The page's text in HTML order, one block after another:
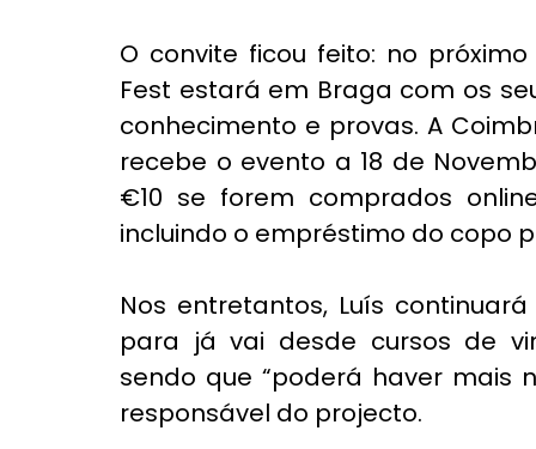
O convite ficou feito: no
Fest estará em Braga com os
conhecimento e provas. A
recebe o evento a 18 de
€10 se forem comprados
incluindo o empréstimo do copo
Nos entretantos, Luís
para já vai desde cursos de
sendo que “poderá haver mais
responsável do projecto.